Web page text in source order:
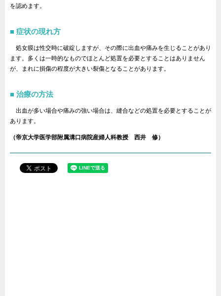
を認めます。
症状の現れ方
処女膜は性交時に破綻しますが、その際に出血や痛みを生じることがあり
ます。多くは一時的なものでほとんど処置を必要とすることはありません
が、まれに損傷の程度が大きい裂傷となることがあります。
治療の方法
出血が多い場合や痛みの強い場合は、縫合などの処置を必要とすることが
あります。
（帝京大学医学部附属溝口病院産婦人科教授 西井 修）